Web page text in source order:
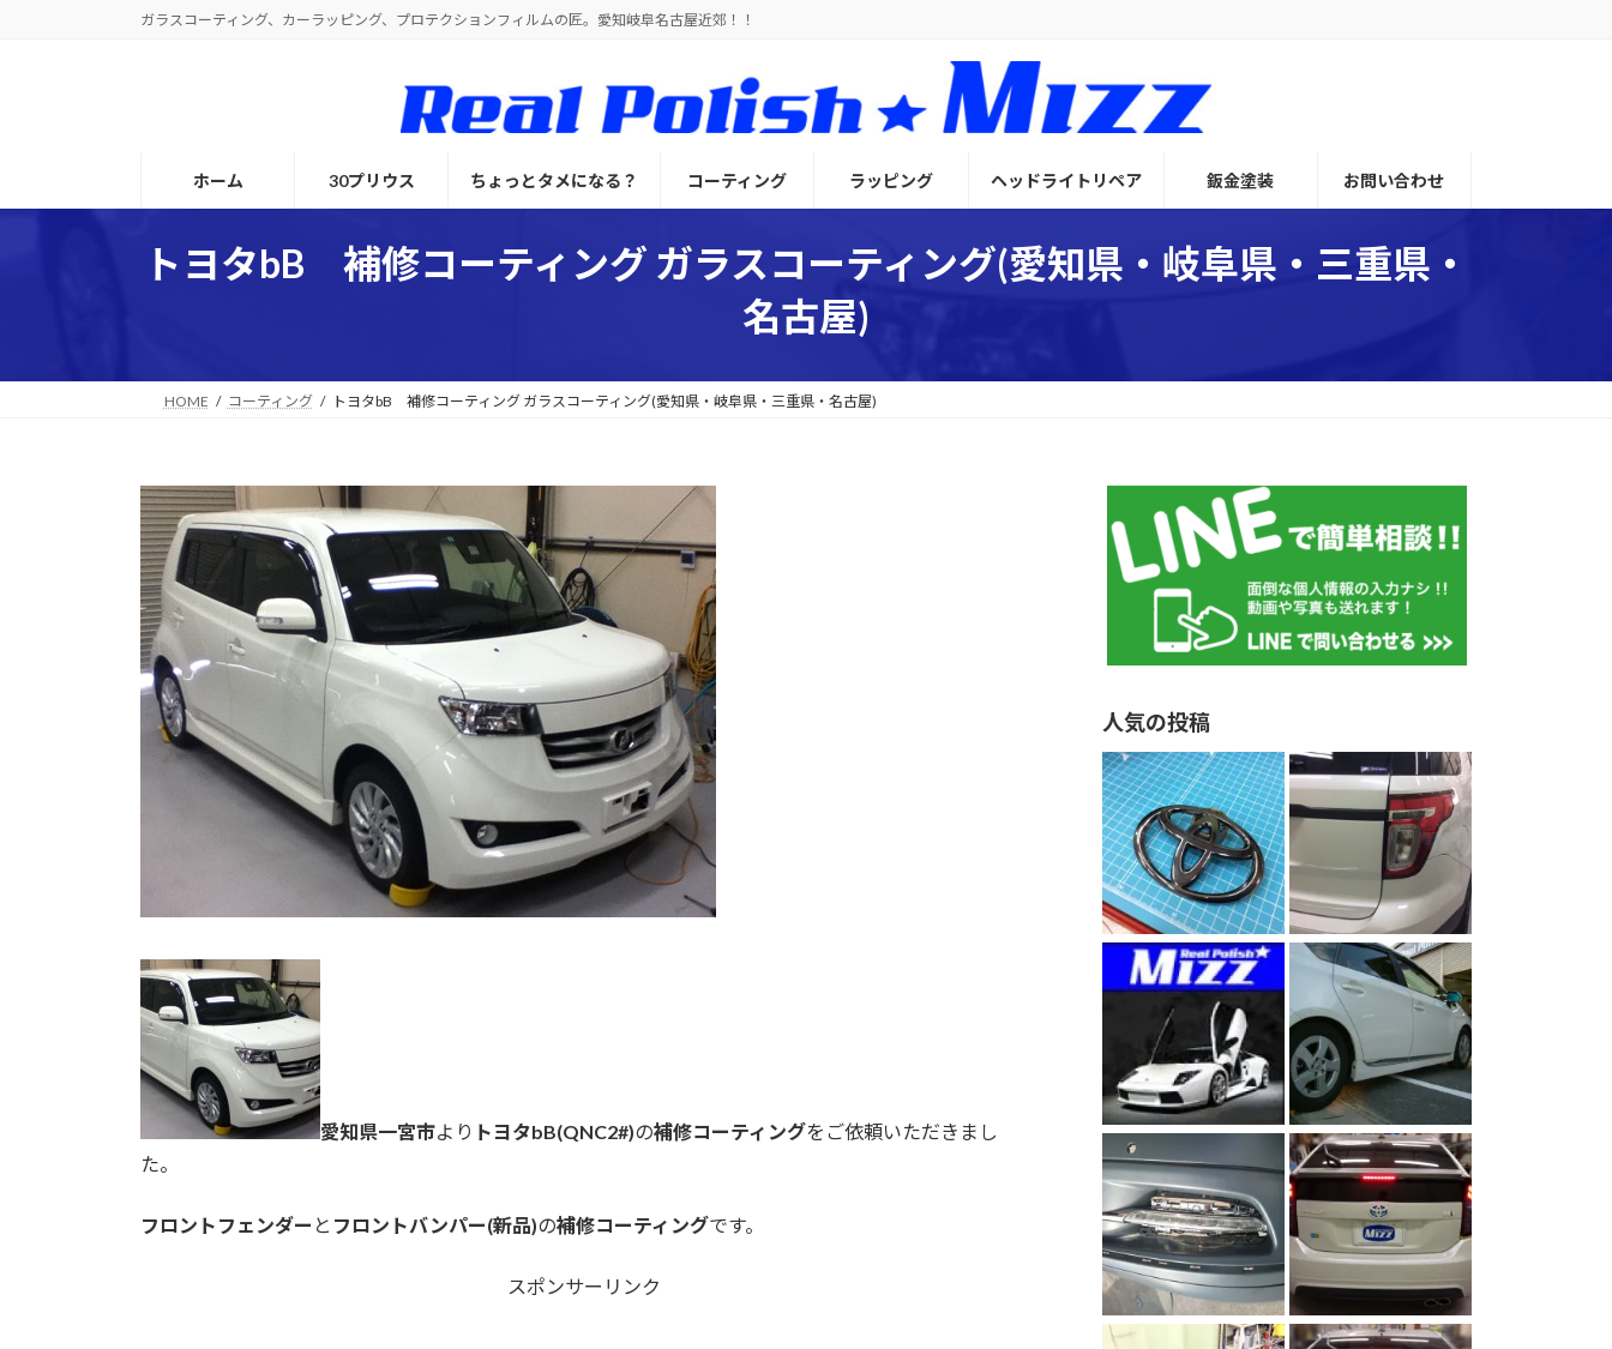
キ
に
ガラスコーティング、カーラッピング、プロテクションフィルムの匠。愛知岐阜名古屋近郊！！
ホーム 30プリウス ちょっとタメになる？ コーティング ラッピング ヘッドライトリペア 鈑金塗装 お問い合わせ
トヨタbB 補修コーティング ガラスコーティング(愛知県・岐阜県・三重県・
名古屋)
HOME コーティング トヨタbB 補修コーティング ガラスコーティング(愛知県・岐阜県・三重県・名古屋)
愛知県一宮市より トヨタbB(QNC2#)の補修コーティングをご依頼いただきまし
た。
フロントフェンダー と フロントバンパー(新品)の補修コーティングです。
スポンサーリンク
人気の投稿